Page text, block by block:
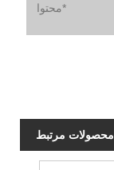
محصولات مرتبط